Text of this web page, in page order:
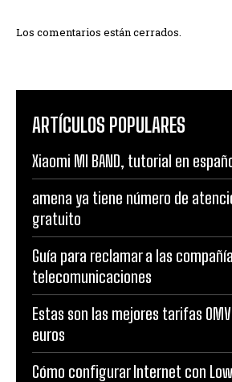
Los comentarios están cerrados.
ARTÍCULOS POPULARES
Xiaomi MI BAND, tutorial en
amena ya tiene número de
gratuito
Guía para reclamar a las
telecomunicaciones
Estas son las mejores tarifas
euros
Cómo configurar Internet con